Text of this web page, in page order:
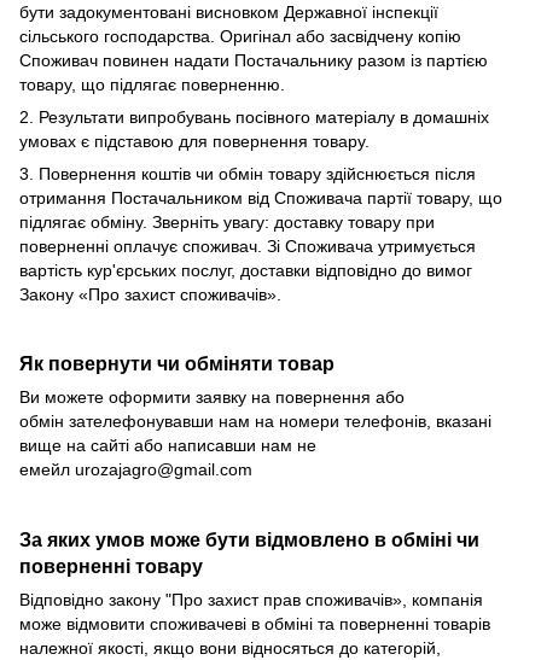
бути задокументовані висновком Державної інспекції
сільського господарства. Оригінал або засвідчену копію
Споживач повинен надати Постачальнику разом із партією
товару, що підлягає поверненню.
2. Результати випробувань посівного матеріалу в домашніх
умовах є підставою для повернення товару.
3. Повернення коштів чи обмін товару здійснюється після
отримання Постачальником від Споживача партії товару, що
підлягає обміну. Зверніть увагу: доставку товару при
поверненні оплачує споживач. Зі Споживача утримується
вартість кур'єрських послуг, доставки відповідно до вимог
Закону «Про захист споживачів».
Як повернути чи обміняти товар
Ви можете оформити заявку на повернення або
обмін зателефонувавши нам на номери телефонів, вказані
вище на сайті або написавши нам не
емейл urozajagro@gmail.com
За яких умов може бути відмовлено в обміні чи
поверненні товару
Відповідно закону "Про захист прав споживачів», компанія
може відмовити споживачеві в обміні та поверненні товарів
належної якості, якщо вони відносяться до категорій,